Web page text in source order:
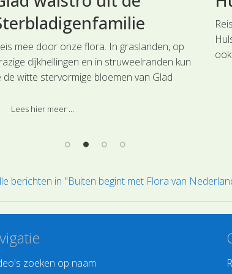
mee door onze flora. In graslanden, op
dijkhellingen en in struweelranden kun
de witte stervormige bloemen van Glad
Lees hier meer ...
berichten in "Buiten begint met Flora van
zoeken op naam